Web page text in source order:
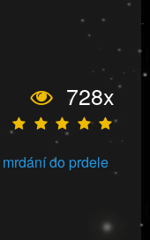
728x
mrdání do prdele